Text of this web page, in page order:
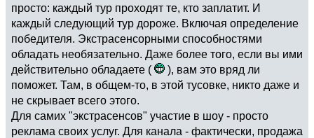
просто: каждый тур проходят те, кто заплатит. И
каждый следующий тур дороже. Включая определение
победителя. Экстрасенсорными способностями
обладать необязательно. Даже более того, если вы ими
действительно обладаете (
), вам это вряд ли
поможет. Там, в общем-то, в этой тусовке, никто даже и
не скрывает всего этого.
Для самих "экстрасенсов" участие в шоу - просто
реклама своих услуг. Для канала - фактически, продажа